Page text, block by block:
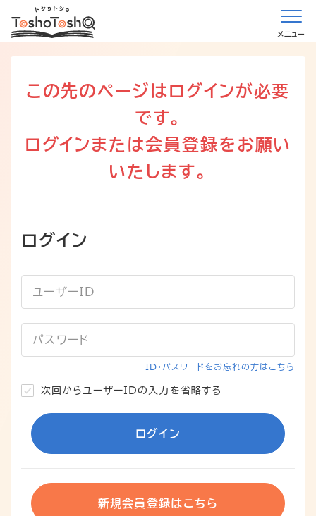
メニュー
この先のページはログインが必要
です。
ログインまたは会員登録をお願い
いたします。
ログイン
ID・パスワードをお忘れの方はこちら
次回からユーザーIDの入力を省略する
ログイン
新規会員登録はこちら